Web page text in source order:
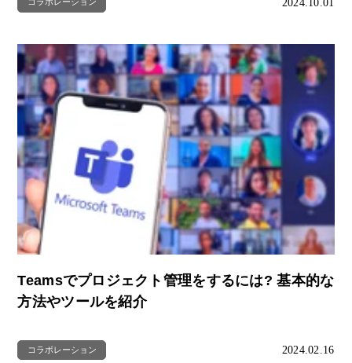
2024.10.01
Teamsでプロジェクト管理をするには? 基本的な
方法やツールを紹介
コラボレーション 2024.02.16